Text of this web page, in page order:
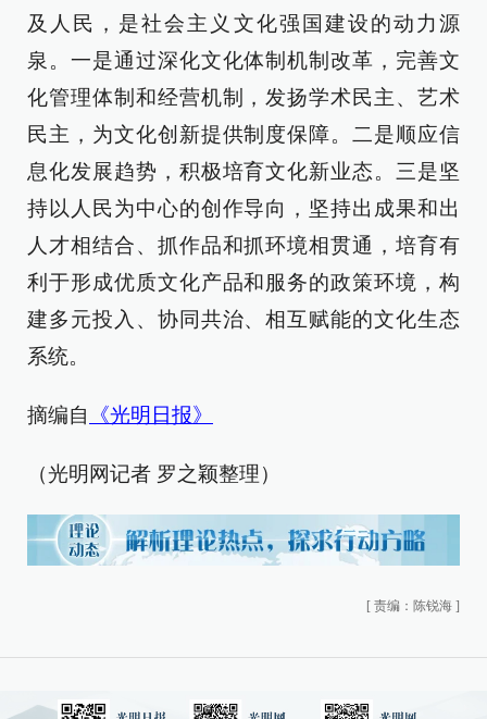
及人民，是社会主义文化强国建设的动力源
泉。一是通过深化文化体制机制改革，完善文
化管理体制和经营机制，发扬学术民主、艺术
民主，为文化创新提供制度保障。二是顺应信
息化发展趋势，积极培育文化新业态。三是坚
持以人民为中心的创作导向，坚持出成果和出
人才相结合、抓作品和抓环境相贯通，培育有
利于形成优质文化产品和服务的政策环境，构
建多元投入、协同共治、相互赋能的文化生态
系统。
摘编自 《光明日报》
（光明网记者 罗之颖整理）
[ 责编：陈锐海 ]